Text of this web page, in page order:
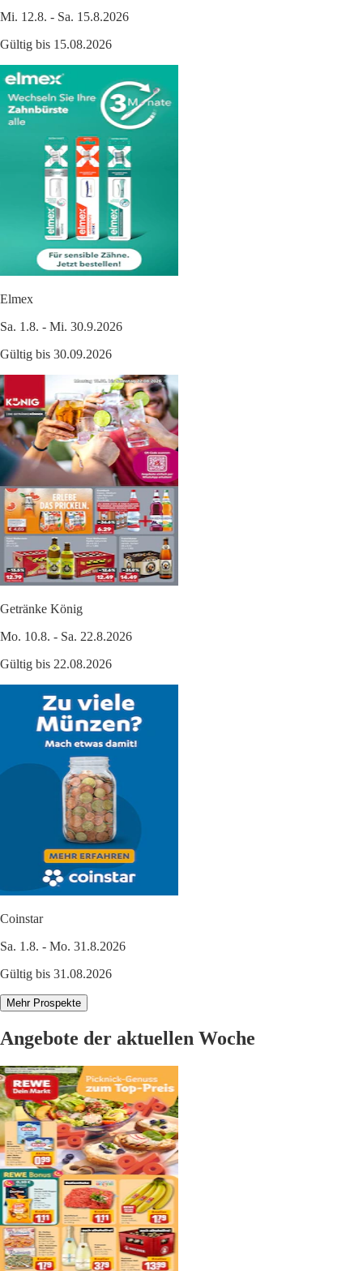
Mi. 12.8. - Sa. 15.8.2026
Gültig bis 15.08.2026
Elmex
Sa. 1.8. - Mi. 30.9.2026
Gültig bis 30.09.2026
Getränke König
Mo. 10.8. - Sa. 22.8.2026
Gültig bis 22.08.2026
Coinstar
Sa. 1.8. - Mo. 31.8.2026
Gültig bis 31.08.2026
Mehr Prospekte
Angebote der aktuellen Woche